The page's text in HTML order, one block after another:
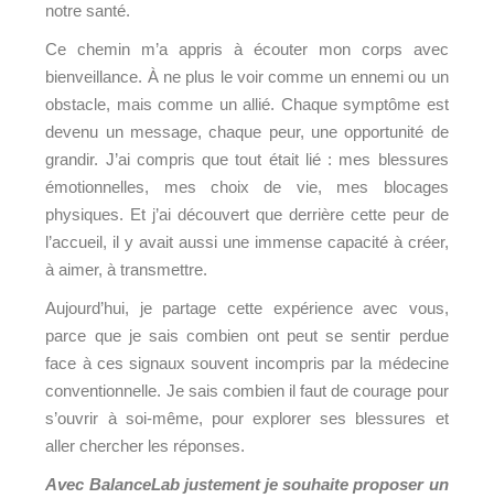
notre santé.
Ce chemin m’a appris à écouter mon corps avec
bienveillance. À ne plus le voir comme un ennemi ou un
obstacle, mais comme un allié. Chaque symptôme est
devenu un message, chaque peur, une opportunité de
grandir. J’ai compris que tout était lié : mes blessures
émotionnelles, mes choix de vie, mes blocages
physiques. Et j’ai découvert que derrière cette peur de
l’accueil, il y avait aussi une immense capacité à créer,
à aimer, à transmettre.
Aujourd’hui, je partage cette expérience avec vous,
parce que je sais combien ont peut se sentir perdue
face à ces signaux souvent incompris par la médecine
conventionnelle. Je sais combien il faut de courage pour
s’ouvrir à soi-même, pour explorer ses blessures et
aller chercher les réponses.
Avec BalanceLab justement je souhaite proposer un